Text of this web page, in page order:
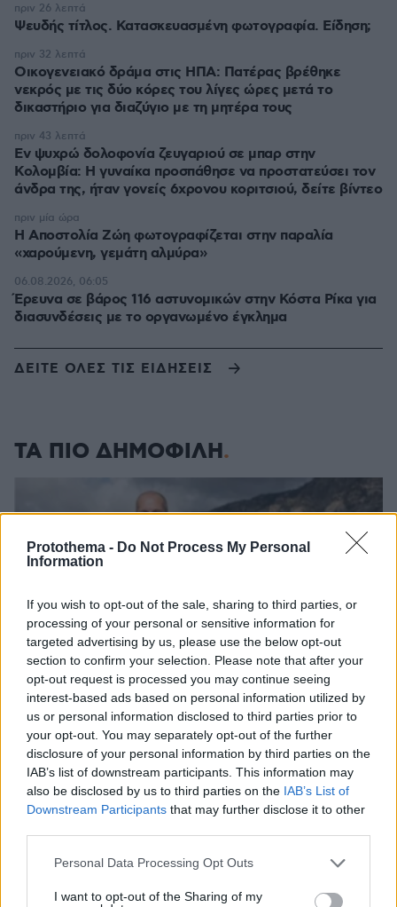
Protothema - Do Not Process My Personal
Information
If you wish to opt-out of the sale, sharing to third parties, or
processing of your personal or sensitive information for
targeted advertising by us, please use the below opt-out
section to confirm your selection. Please note that after your
opt-out request is processed you may continue seeing
interest-based ads based on personal information utilized by
us or personal information disclosed to third parties prior to
your opt-out. You may separately opt-out of the further
disclosure of your personal information by third parties on the
IAB’s list of downstream participants. This information may
also be disclosed by us to third parties on the IAB’s List of
Downstream Participants that may further disclose it to other
Please note that this website/app uses one or more Google
not limited to your visit or usage behaviour. You may click to
Personal Data Processing Opt Outs
I want to opt-out of the Sharing of my
Ψευδής τίτλος. Κατασκευασμένη φωτογραφία. Είδηση;
πριν 26 λεπτά
Οικογενειακό δράμα στις ΗΠΑ: Πατέρας βρέθηκε
νεκρός με τις δύο κόρες του λίγες ώρες μετά το
δικαστήριο για διαζύγιο με τη μητέρα τους
πριν 32 λεπτά
Εν ψυχρώ δολοφονία ζευγαριού σε μπαρ στην
Κολομβία: Η γυναίκα προσπάθησε να προστατεύσει τον
άνδρα της, ήταν γονείς 6χρονου κοριτσιού, δείτε βίντεο
πριν 43 λεπτά
H Αποστολία Ζώη φωτογραφίζεται στην παραλία
«χαρούμενη, γεμάτη αλμύρα»
πριν μία ώρα
Έρευνα σε βάρος 116 αστυνομικών στην Κόστα Ρίκα για
διασυνδέσεις με το οργανωμένο έγκλημα
06.08.2026, 06:05
ΔΕΙΤΕ ΟΛΕΣ ΤΙΣ ΕΙΔΗΣΕΙΣ
ΤΑ ΠΙΟ ΔΗΜΟΦΙΛΗ
μήνυμα της μητέρας στον πρώην σύζυγό της πριν
06.08.2026, 04:44